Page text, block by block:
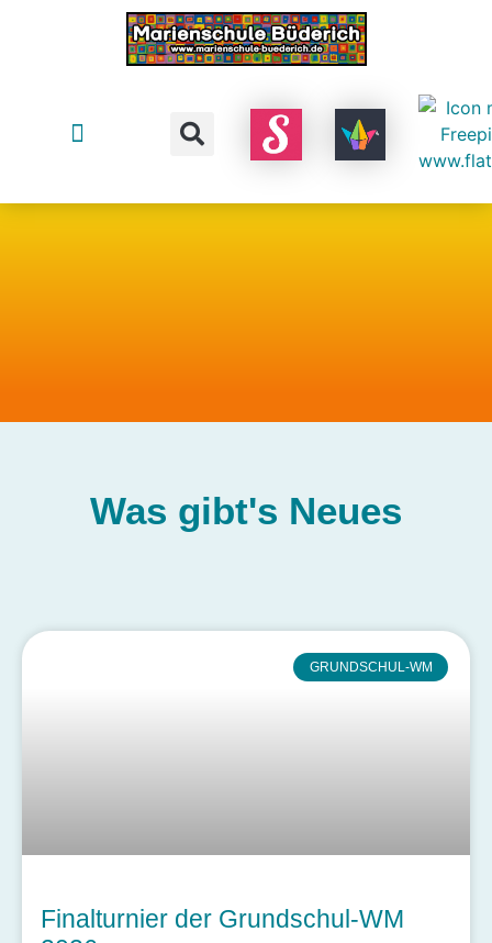
Was gibt's Neues
GRUNDSCHUL-WM
Finalturnier der Grundschul-WM